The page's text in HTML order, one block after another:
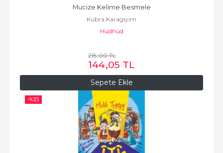
Sepete Ekle
Mucize Kelime Besmele
Kübra Karagiyim
Hüdhüd
215,00TL
144,05 TL
-%33